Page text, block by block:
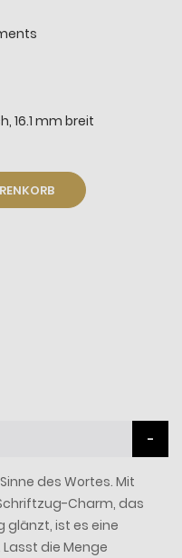
16.1 mm breit
des Wortes. Mit
Charm, das
glänzt, ist es eine
die Menge